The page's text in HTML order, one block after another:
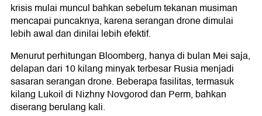
krisis mulai muncul bahkan sebelum tekanan musiman
mencapai puncaknya, karena serangan drone dimulai
lebih awal dan dinilai lebih efektif.
Menurut perhitungan Bloomberg, hanya di bulan Mei saja,
delapan dari 10 kilang minyak terbesar Rusia menjadi
sasaran serangan drone. Beberapa fasilitas, termasuk
kilang Lukoil di Nizhny Novgorod dan Perm, bahkan
diserang berulang kali.